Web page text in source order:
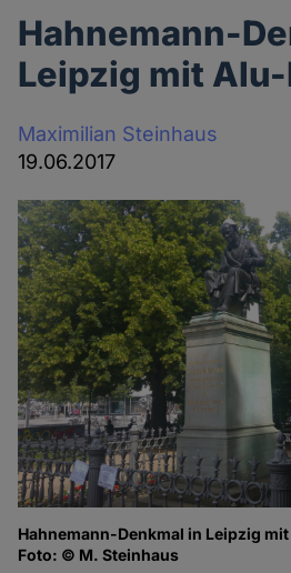
Hahnemann-
Leipzig mit
Maximilian Steinhaus
19.06.2017
Hahnemann-Denkmal in Leipzig
Foto: © M. Steinhaus